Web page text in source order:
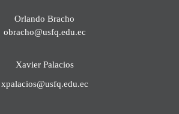
Orlando Bracho
obracho@usfq.edu.ec
Xavier Palacios
xpalacios@usfq.edu.ec